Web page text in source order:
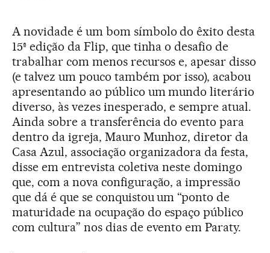
A novidade é um bom símbolo do êxito desta
15ª edição da Flip, que tinha o desafio de
trabalhar com menos recursos e, apesar disso
(e talvez um pouco também por isso), acabou
apresentando ao público um mundo literário
diverso, às vezes inesperado, e sempre atual.
Ainda sobre a transferência do evento para
dentro da igreja, Mauro Munhoz, diretor da
Casa Azul, associação organizadora da festa,
disse em entrevista coletiva neste domingo
que, com a nova configuração, a impressão
que dá é que se conquistou um “ponto de
maturidade na ocupação do espaço público
com cultura” nos dias de evento em Paraty.